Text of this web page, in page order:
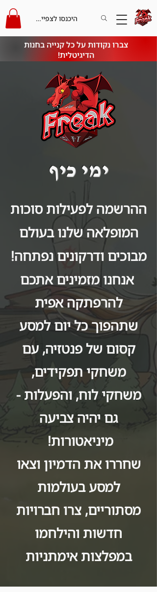
צברו נקודות על כל קנייה בחנות
הדיגיטלית!
היכנסו לצפייה בקרדיט
ימי כיף
ההרשמה לפעילות סוכות
המופלאה שלנו בעולם
מבוכים ודרקונים נפתחה!
אנחנו מזמינים אתכם
להרפתקה אפית
שתהפוך כל יום למסע
קסום של פנטזיה, עם
משחקי תפקידים,
משחקי לוח, והפעלות -
גם יהיה צביעה
מיניאטורות!
שחררו את הדמיון וצאו
למסע בעולמות
מסתוריים, צרו חברויות
חדשות והילחמו
במפלצות אימתניות